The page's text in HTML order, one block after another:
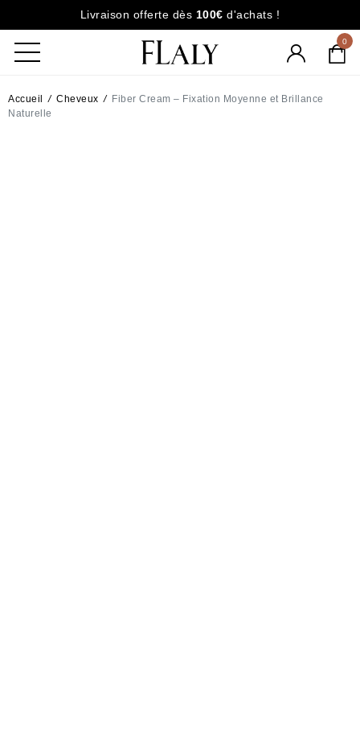
Livraison offerte dès 100€d'achats !
0
Accueil / Cheveux / Fiber Cream – Fixation Moyenne et Brillance
Naturelle